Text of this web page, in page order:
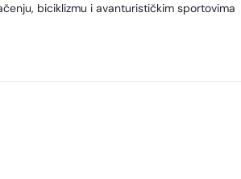
biciklizmu i avanturističkim sportovima